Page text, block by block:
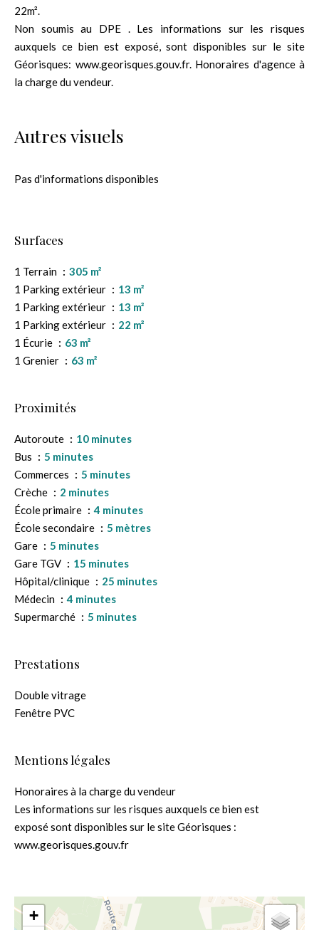
22m².
Non soumis au DPE . Les informations sur les risques
auxquels ce bien est exposé, sont disponibles sur le site
Géorisques: www.georisques.gouv.fr. Honoraires d'agence à
la charge du vendeur.
Autres visuels
Pas d'informations disponibles
Surfaces
1 Terrain
305 m²
1 Parking extérieur
13 m²
1 Parking extérieur
13 m²
1 Parking extérieur
22 m²
1 Écurie
63 m²
1 Grenier
63 m²
Proximités
Autoroute
10 minutes
Bus
5 minutes
Commerces
5 minutes
Crèche
2 minutes
École primaire
4 minutes
École secondaire
5 mètres
Gare
5 minutes
Gare TGV
15 minutes
Hôpital/clinique
25 minutes
Médecin
4 minutes
Supermarché
5 minutes
Prestations
Double vitrage
Fenêtre PVC
Mentions légales
Honoraires à la charge du vendeur
Les informations sur les risques auxquels ce bien est
exposé sont disponibles sur le site Géorisques :
www.georisques.gouv.fr
+